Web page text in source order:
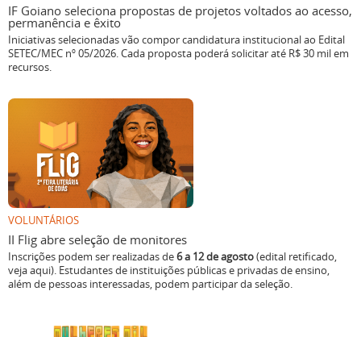
IF Goiano seleciona propostas de projetos voltados ao acesso,
permanência e êxito
Iniciativas selecionadas vão compor candidatura institucional ao Edital
SETEC/MEC nº 05/2026. Cada proposta poderá solicitar até R$ 30 mil em
recursos.
VOLUNTÁRIOS
II Flig abre seleção de monitores
Inscrições podem ser realizadas de6 a 12 de agosto(edital retificado,
veja aqui). Estudantes de instituições públicas e privadas de ensino,
além de pessoas interessadas, podem participar da seleção.